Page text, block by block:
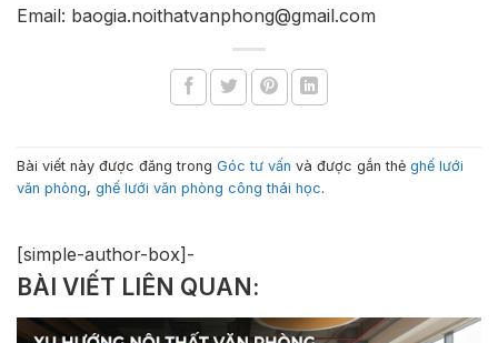
Email: baogia.noithatvanphong@gmail.com
Bài viết này được đăng trong Góc tư vấn và được gắn thẻ ghế lưới
văn phòng, ghế lưới văn phòng công thái học.
[simple-author-box]-
BÀI VIẾT LIÊN QUAN: